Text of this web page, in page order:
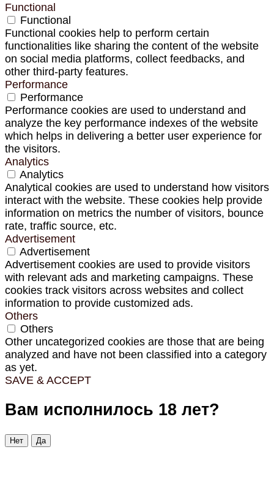
Functional
Functional
Functional cookies help to perform certain
functionalities like sharing the content of the website
on social media platforms, collect feedbacks, and
other third-party features.
Performance
Performance
Performance cookies are used to understand and
analyze the key performance indexes of the website
which helps in delivering a better user experience for
the visitors.
Analytics
Analytics
Analytical cookies are used to understand how visitors
interact with the website. These cookies help provide
information on metrics the number of visitors, bounce
rate, traffic source, etc.
Advertisement
Advertisement
Advertisement cookies are used to provide visitors
with relevant ads and marketing campaigns. These
cookies track visitors across websites and collect
information to provide customized ads.
Others
Others
Other uncategorized cookies are those that are being
analyzed and have not been classified into a category
as yet.
SAVE & ACCEPT
Вам исполнилось 18 лет?
Нет Да